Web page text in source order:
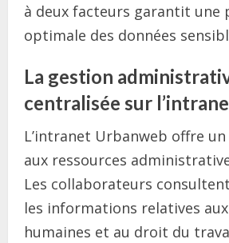
à deux facteurs garantit une
optimale des données
La gestion
centralisée sur
L’intranet Urbanweb offre un
aux ressources
Les collaborateurs
les informations relatives
humaines et au droit du